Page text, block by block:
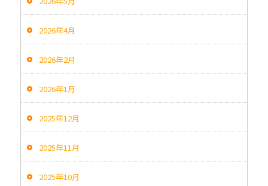
2026年4月
2026年2月
2026年1月
2025年12月
2025年11月
2025年10月